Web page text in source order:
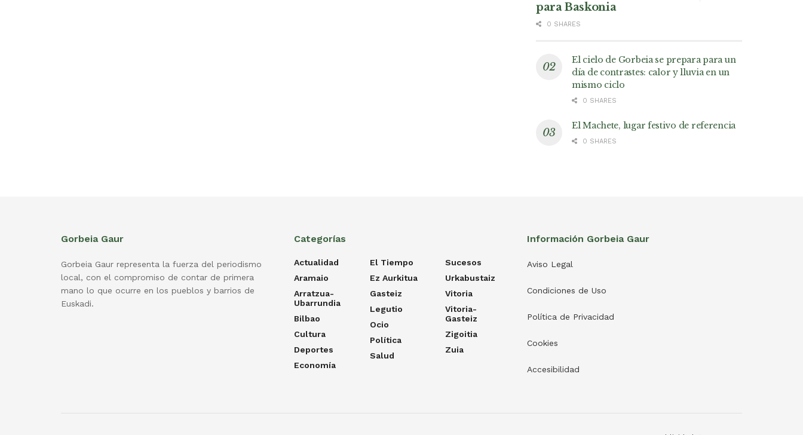
para Baskonia
0 SHARES
El cielo de Gorbeia se prepara para un
día de contrastes: calor y lluvia en un
mismo ciclo
0 SHARES
El Machete, lugar festivo de referencia
0 SHARES
Gorbeia Gaur
Gorbeia Gaur representa la fuerza del periodismo
local, con el compromiso de contar de primera
mano lo que ocurre en los pueblos y barrios de
Euskadi.
Categorías
Actualidad
Aramaio
Arratzua-
Ubarrundia
Bilbao
Cultura
Deportes
Economía
El Tiempo
Ez Aurkitua
Gasteiz
Legutio
Ocio
Política
Salud
Sucesos
Urkabustaiz
Vitoria
Vitoria-
Gasteiz
Zigoitia
Zuia
Información Gorbeia Gaur
Aviso Legal
Condiciones de Uso
Política de Privacidad
Cookies
Accesibilidad